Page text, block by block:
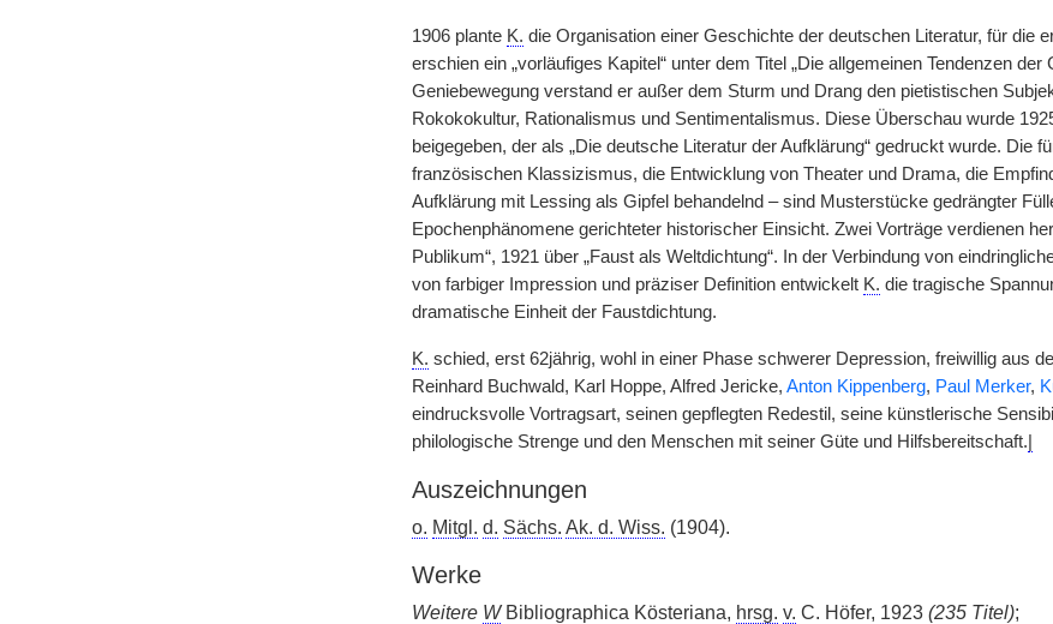
1906 plante K. die Organisation einer Geschichte der deutschen Literatur, für die
erschien ein „vorläufiges Kapitel“ unter dem Titel „Die allgemeinen Tendenzen
Geniebewegung verstand er außer dem Sturm und Drang den pietistischen
Rokokokultur, Rationalismus und Sentimentalismus. Diese Überschau wurde
beigegeben, der als „Die deutsche Literatur der Aufklärung“ gedruckt wurde. Die
französischen Klassizismus, die Entwicklung von Theater und Drama, die
Aufklärung mit Lessing als Gipfel behandelnd – sind Musterstücke gedrängter
Epochenphänomene gerichteter historischer Einsicht. Zwei Vorträge verdienen
Publikum“, 1921 über „Faust als Weltdichtung“. In der Verbindung von
von farbiger Impression und präziser Definition entwickelt K. die tragische
dramatische Einheit der Faustdichtung.
K. schied, erst 62jährig, wohl in einer Phase schwerer Depression, freiwillig aus
Reinhard Buchwald, Karl Hoppe, Alfred Jericke, Anton Kippenberg, Paul Merker,
eindrucksvolle Vortragsart, seinen gepflegten Redestil, seine künstlerische
philologische Strenge und den Menschen mit seiner Güte und Hilfsbereitschaft.
Auszeichnungen
o. Mitgl. d. Sächs. Ak. d. Wiss. (1904).
Werke
Weitere WBibliographica Kösteriana, hrsg. v. C. Höfer, 1923 (235 Titel);